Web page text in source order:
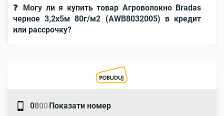
❓ Могу ли я купить товар Агроволокно Bradas
черное 3,2х5м 80г/м2 (AWB8032005) в кредит
или рассрочку?
0800Показати номер